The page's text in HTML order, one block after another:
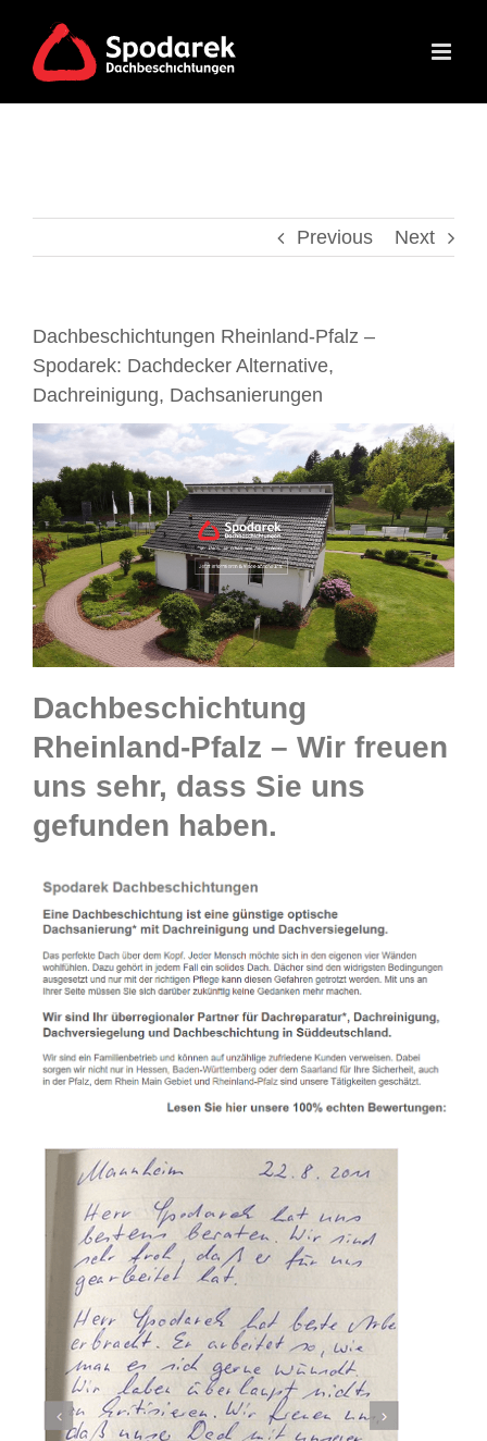
content
Previous Next
Dachbeschichtungen Rheinland-Pfalz –
Spodarek: Dachdecker Alternative,
Dachreinigung, Dachsanierungen
Dachbeschichtung
Rheinland-Pfalz – Wir freuen
uns sehr, dass Sie uns
gefunden haben.